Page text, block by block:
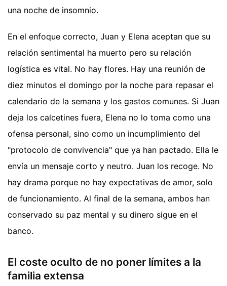
una noche de insomnio.
En el enfoque correcto, Juan y Elena aceptan que su
relación sentimental ha muerto pero su relación
logística es vital. No hay flores. Hay una reunión de
diez minutos el domingo por la noche para repasar el
calendario de la semana y los gastos comunes. Si Juan
deja los calcetines fuera, Elena no lo toma como una
ofensa personal, sino como un incumplimiento del
"protocolo de convivencia" que ya han pactado. Ella le
envía un mensaje corto y neutro. Juan los recoge. No
hay drama porque no hay expectativas de amor, solo
de funcionamiento. Al final de la semana, ambos han
conservado su paz mental y su dinero sigue en el
banco.
El coste oculto de no poner límites a la
familia extensa